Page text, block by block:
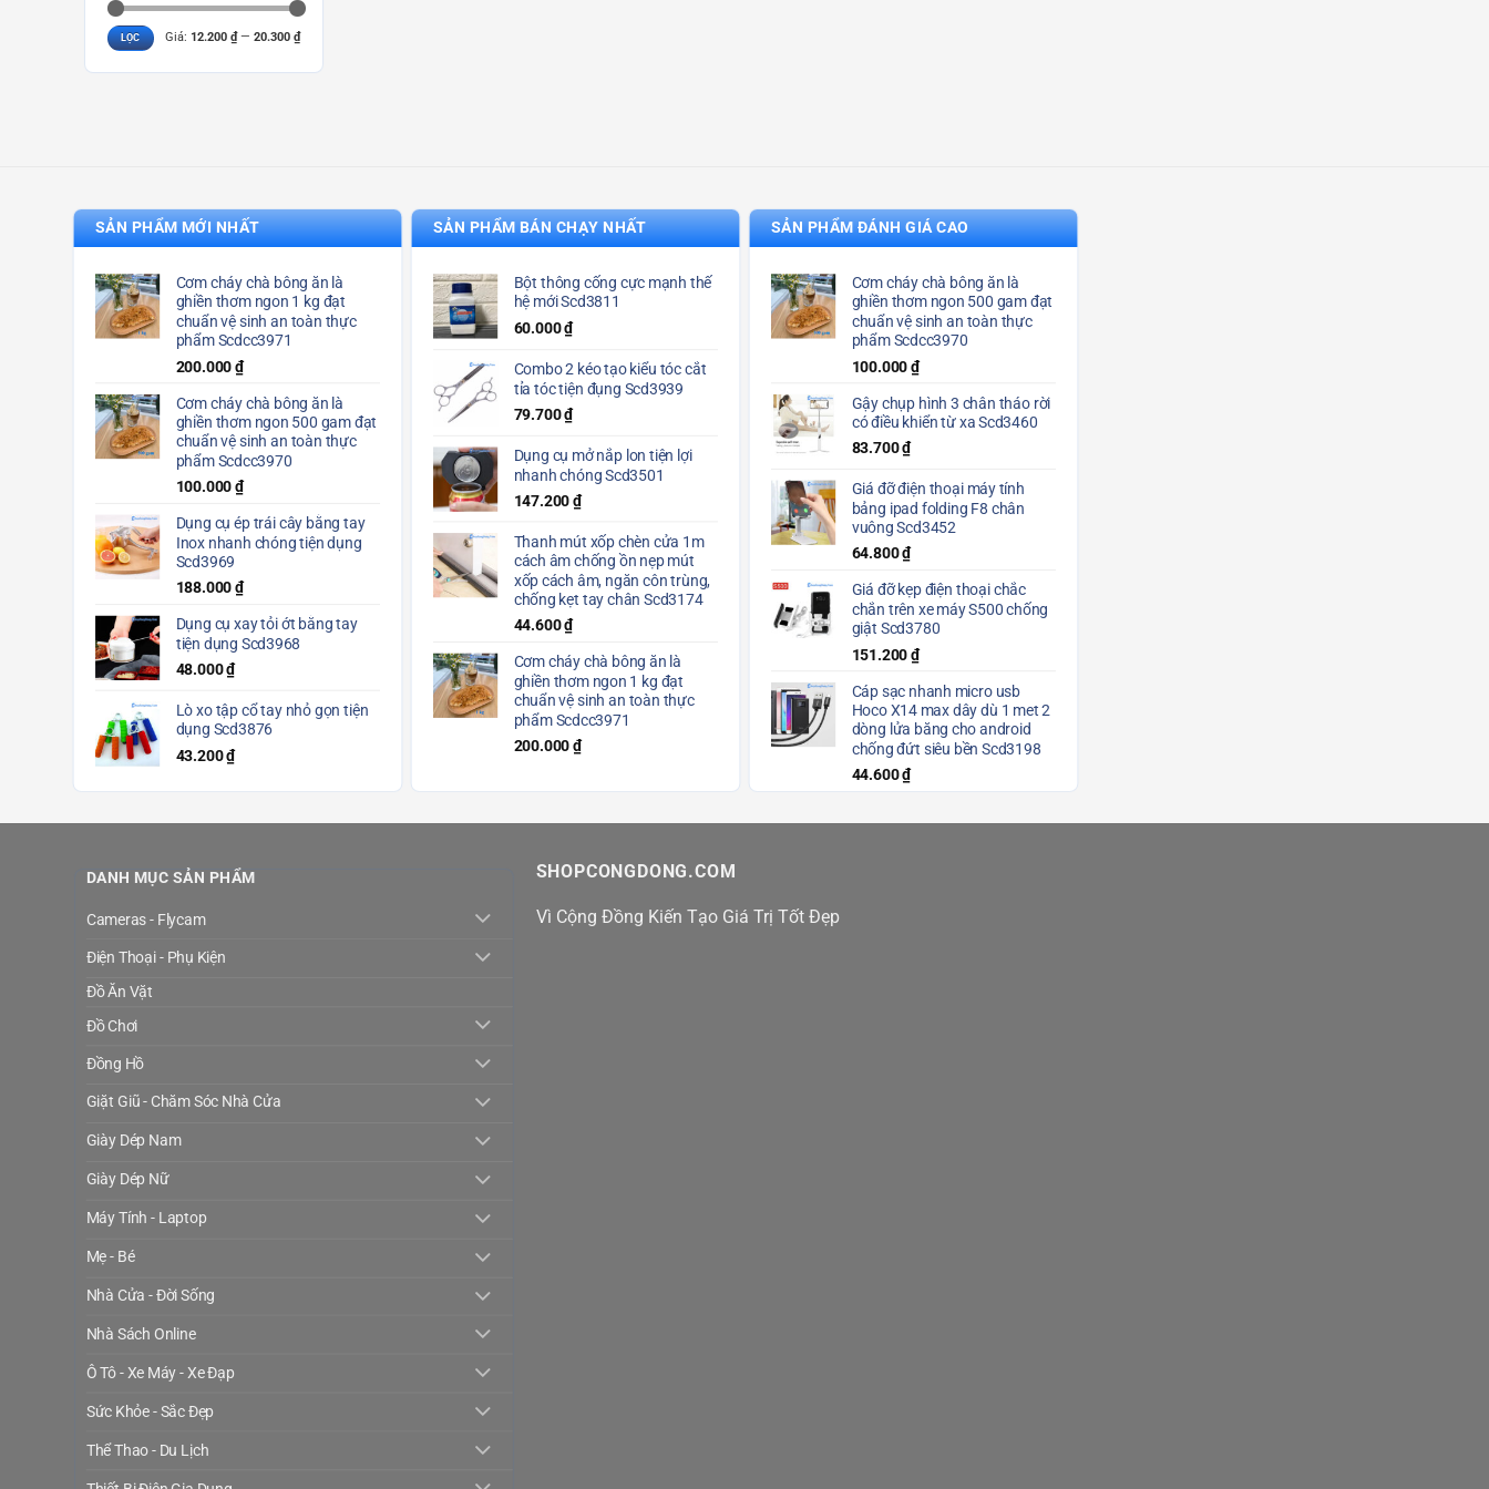
Giá
tối
thiểu
Giá
tối
đa
LỌC Giá: 12.200 ₫— 20.300 ₫
SẢN PHẨM MỚI NHẤT
Cơm cháy chà bông ăn là
ghiền thơm ngon 1 kg đạt
chuẩn vệ sinh an toàn thực
phẩm Scdcc3971
200.000₫
Cơm cháy chà bông ăn là
ghiền thơm ngon 500 gam đạt
chuẩn vệ sinh an toàn thực
phẩm Scdcc3970
100.000₫
Dụng cụ ép trái cây bằng tay
Inox nhanh chóng tiện dụng
Scd3969
188.000₫
Dụng cụ xay tỏi ớt bằng tay
tiện dụng Scd3968
48.000₫
Lò xo tập cổ tay nhỏ gọn tiện
dụng Scd3876
43.200₫
SẢN PHẨM BÁN CHẠY NHẤT
Bột thông cống cực mạnh thế
hệ mới Scd3811
60.000₫
Combo 2 kéo tạo kiểu tóc cắt
tỉa tóc tiện đụng Scd3939
79.700₫
Dụng cụ mở nắp lon tiện lợi
nhanh chóng Scd3501
147.200₫
Thanh mút xốp chèn cửa 1m
cách âm chống ồn nẹp mút
xốp cách âm, ngăn côn trùng,
chống kẹt tay chân Scd3174
44.600₫
Cơm cháy chà bông ăn là
ghiền thơm ngon 1 kg đạt
chuẩn vệ sinh an toàn thực
phẩm Scdcc3971
200.000₫
SẢN PHẨM ĐÁNH GIÁ CAO
Cơm cháy chà bông ăn là
ghiền thơm ngon 500 gam đạt
chuẩn vệ sinh an toàn thực
phẩm Scdcc3970
100.000₫
Gậy chụp hình 3 chân tháo rời
có điều khiển từ xa Scd3460
83.700₫
Giá đỡ điện thoại máy tính
bảng ipad folding F8 chân
vuông Scd3452
64.800₫
Giá đỡ kẹp điện thoại chắc
chắn trên xe máy S500 chống
giật Scd3780
151.200₫
Cáp sạc nhanh micro usb
Hoco X14 max dây dù 1 met 2
dòng lửa băng cho android
chống đứt siêu bền Scd3198
44.600₫
DANH MỤC SẢN PHẨM
Cameras - Flycam
Điện Thoại - Phụ Kiện
Đồ Ăn Vặt
Đồ Chơi
Đồng Hồ
Giặt Giũ - Chăm Sóc Nhà Cửa
Giày Dép Nam
Giày Dép Nữ
Máy Tính - Laptop
Mẹ - Bé
Nhà Cửa - Đời Sống
Nhà Sách Online
Ô Tô - Xe Máy - Xe Đạp
Sức Khỏe - Sắc Đẹp
Thể Thao - Du Lịch
SHOPCONGDONG.COM
Vì Cộng Đồng Kiến Tạo Giá Trị Tốt Đẹp